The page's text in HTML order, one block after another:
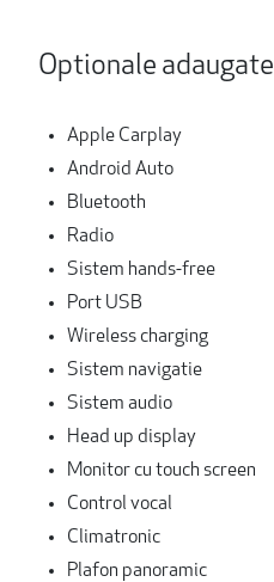
Optionale adaugate
Apple Carplay
Android Auto
Bluetooth
Radio
Sistem hands-free
Port USB
Wireless charging
Sistem navigatie
Sistem audio
Head up display
Monitor cu touch screen
Control vocal
Climatronic
Plafon panoramic